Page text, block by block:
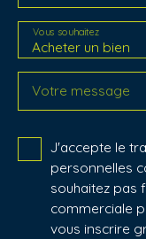
Acheter un bien
Vous souhaitez
Votre message
J'accepte le
personnelles
souhaitez pas
commerciale
vous inscrire